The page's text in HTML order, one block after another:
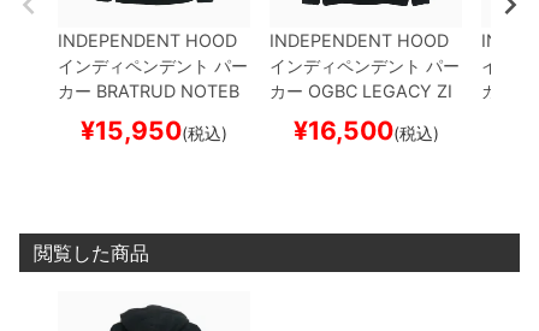
INDEPENDENT HOOD
インディペンデント パー
カー BRATRUD NOTEB
OOK ZIP
BLACK
トボード スケボー
¥15,950(税込)
INDEPENDENT HOOD
インディペンデント パー
カー OGBC LEGACY ZI
BLACK
スケートボー
ド スケボー
¥16,500(税込)
インデ
カー
閲覧した商品